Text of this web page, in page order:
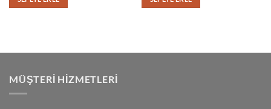
MÜŞTERI HIZMETLERI